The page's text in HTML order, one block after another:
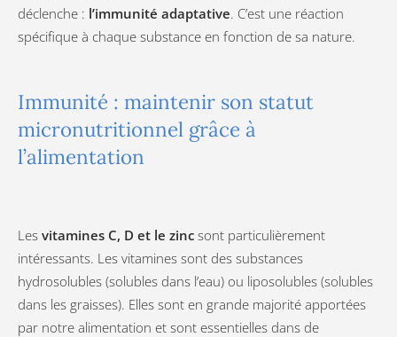
déclenche : l’immunité adaptative. C’est une réaction
spécifique à chaque substance en fonction de sa nature.
Immunité : maintenir son statut
micronutritionnel grâce à
l’alimentation
Les vitamines C, D et le zinc sont particulièrement
intéressants. Les vitamines sont des substances
hydrosolubles (solubles dans l’eau) ou liposolubles (solubles
dans les graisses). Elles sont en grande majorité apportées
par notre alimentation et sont essentielles dans de